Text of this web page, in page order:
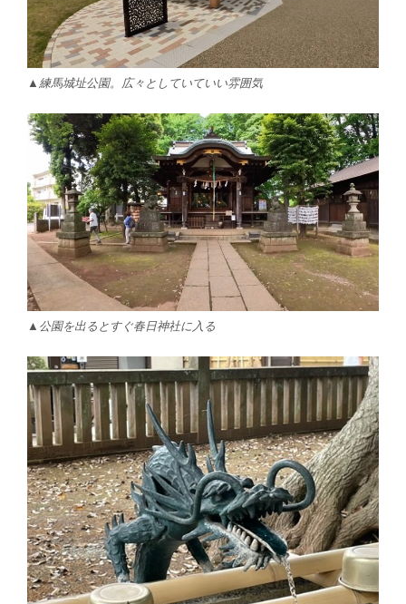
▲練馬城址公園。広々としていていい雰囲気
▲公園を出るとすぐ春日神社に入る